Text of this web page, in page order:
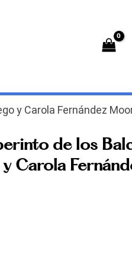
y Carola Fernández
de los
Carola